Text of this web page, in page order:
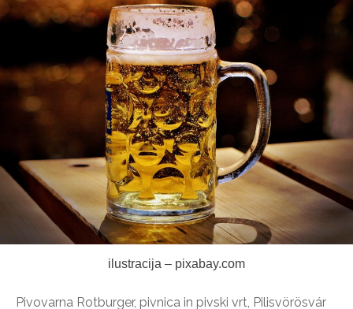
ilustracija – pixabay.com
Pivovarna Rotburger, pivnica in pivski vrt, Pilisvörösvár